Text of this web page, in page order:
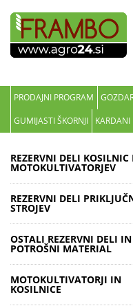
PRODAJNI PROGRAM
GUMIJASTI ŠKORNJI
KARDANI
REZERVNI DELI KOSILNIC
MOTOKULTIVATORJEV
REZERVNI DELI
STROJEV
OSTALI REZERVNI DELI IN
POTROŠNI MATERIAL
MOTOKULTIVATORJI IN
KOSILNICE